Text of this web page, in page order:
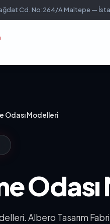
Cd. No:264/A Maltepe —
Odası Modelleri
Albero Tasarım